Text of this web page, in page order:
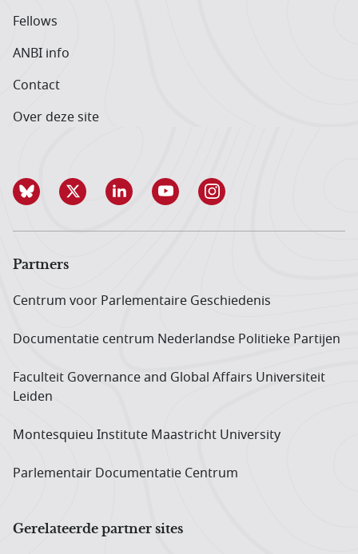
Fellows
ANBI info
Contact
Over deze site
Partners
Centrum voor Parlementaire Geschiedenis
Documentatie centrum Neder­landse Politieke Partijen
Faculteit Governance and Global Affairs Universiteit
Leiden
Montesquieu Institute Maastricht University
Parlementair Documentatie Centrum
Gerelateerde partner sites